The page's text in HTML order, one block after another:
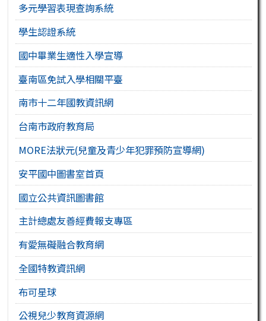
多元學習表現查詢系統
學生認證系統
國中畢業生適性入學宣導
臺南區免試入學相關平臺
南市十二年國教資訊網
台南市政府教育局
MORE法狀元(兒童及青少年犯罪預防宣導網)
安平國中圖書室首頁
國立公共資訊圖書館
主計總處友善經費報支專區
有愛無礙融合教育網
全國特教資訊網
布可星球
公視兒少教育資源網